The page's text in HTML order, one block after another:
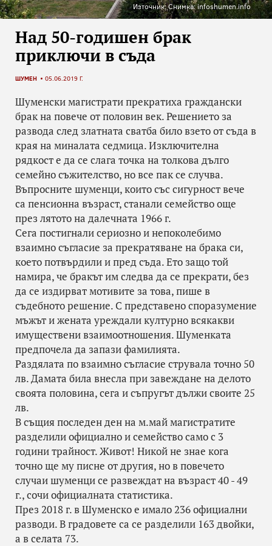
Източник: Снимка: infoshumen.info
Над 50-годишен брак
приключи в съда
ШУМЕН 05.06.2019 Г.
Шуменски магистрати прекратиха граждански
брак на повече от половин век. Решението за
развода след златната сватба било взето от съда в
края на миналата седмица. Изключителна
рядкост е да се слага точка на толкова дълго
семейно съжителство, но все пак се случва.
Въпросните шуменци, които със сигурност вече
са пенсионна възраст, станали семейство още
през лятото на далечната 1966 г.
Сега постигнали сериозно и непоколебимо
взаимно съгласие за прекратяване на брака си,
което потвърдили и пред съда. Ето защо той
намира, че бракът им следва да се прекрати, без
да се издирват мотивите за това, пише в
съдебното решение. С представено споразумение
мъжът и жената уреждали културно всякакви
имуществени взаимоотношения. Шуменката
предпочела да запази фамилията.
Раздялата по взаимно съгласие струвала точно 50
лв. Дамата била внесла при завеждане на делото
своята половина, сега и съпругът дължи своите 25
лв.
В същия последен ден на м.май магистратите
разделили официално и семейство само с 3
години трайност. Живот! Никой не знае кога
точно ще му писне от другия, но в повечето
случаи шуменци се развеждат на възраст 40 - 49
г., сочи официалната статистика.
През 2018 г. в Шуменско е имало 236 официални
разводи. В градовете са се разделили 163 двойки,
а в селата 73.